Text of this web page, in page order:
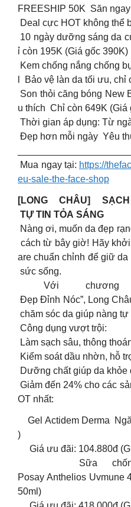
FREESHIP 50K Săn ngay
Deal cực HOT không thể
10 ngày dưỡng sáng da
ỉ còn 195K (Giá gốc 390K)
Kem chống nắng chống
l Bảo vệ làn da tối ưu, chỉ
Son thỏi căng bóng New
u thích Chỉ còn 649K (Giá
Thời gian áp dụng: Từ
Đẹp hơn mỗi ngày Yêu
Mua ngay tại: https://
eu-sale-the-face-shop
[LONG CHÂU]
TỰ TIN TỎA SÁNG
Nàng ơi, muốn da đẹp
cách từ bây giờ! Hãy
are chuẩn chỉnh để giữ
sức sống.
Với chương
Đẹp Đỉnh Nóc”, Long
chăm sóc da giúp nàng
Công dụng vượt trội:
Làm sạch sâu, thông
Kiểm soát dầu nhờn, hỗ
Dưỡng chất giúp da khỏe
Giảm đến 24% cho các
OT nhất:
Gel Actidem Derma
)
Giá ưu đãi: 104.880đ
Sữa chống
Posay Anthelios Uvmune
50ml)